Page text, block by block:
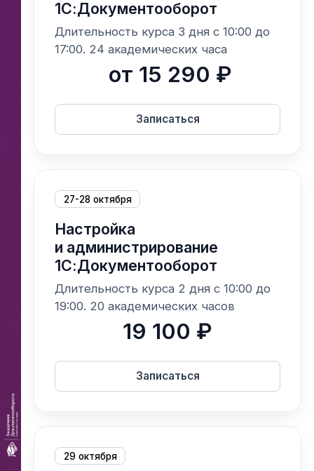
1С:Документооборот
Длительность курса 3 дня с 10:00 до
17:00. 24 академических часа
от 15 290 ₽
Записаться
27-28 октября
Настройка
и администрирование
1С:Документооборот
Длительность курса 2 дня с 10:00 до
19:00. 20 академических часов
19 100 ₽
Записаться
29 октября